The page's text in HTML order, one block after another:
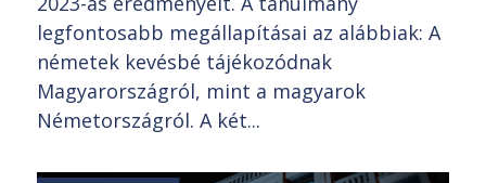
legfontosabb megállapításai az alábbiak: A
németek kevésbé tájékozódnak
Magyarországról, mint a magyarok
Németországról. A két...